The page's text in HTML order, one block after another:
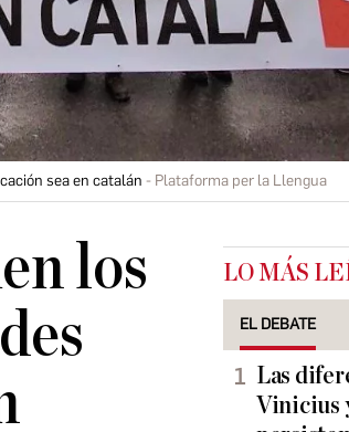
sea en catalán Plataforma per la Llengua
los
LO MÁS
EL DEBATE
Las
Vinicius